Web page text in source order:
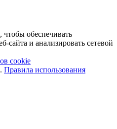
обеспечивать
сайта и анализировать сетевой
cookie
Правила использования